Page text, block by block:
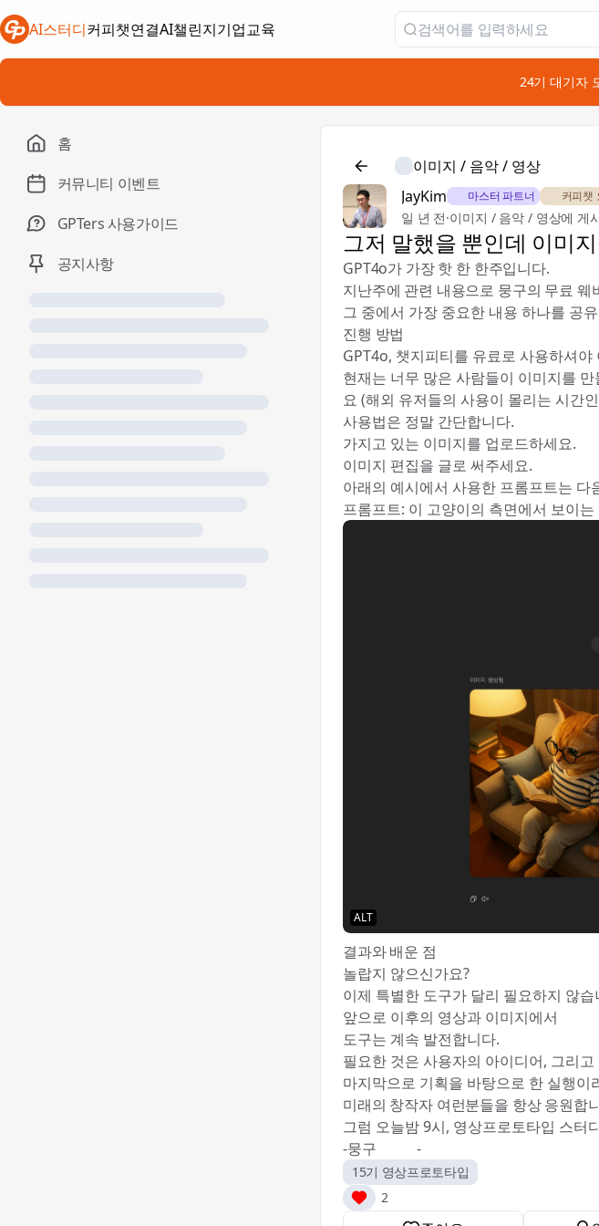
AI스터디커피챗연결
새 탭에서 열림AI챌린지
새 탭에서 열림
기업교육
새 탭에서 열림
📣 24기 대기자
홈
커뮤니티 이벤트
GPTers 사용가이드
공지사항
이미지 / 음악 / 영상
JayKim
🎖️ 마스터 파트너 ☕ 커피챗
일 년 전·이미지 / 음악 / 영상에 게
그저 말했을 뿐인데 이미
GPT4o가 가장 핫 한 한주입니다.
지난주에 관련 내용으로 뭉구의 무료 웨
그 중에서 가장 중요한 내용 하나를 공
진행 방법
GPT4o, 챗지피티를 유료로 사용하셔
현재는 너무 많은 사람들이 이미지를
요 (해외 유저들의 사용이 몰리는 시간
사용법은 정말 간단합니다.
가지고 있는 이미지를 업로드하세요.
이미지 편집을 글로 써주세요.
아래의 예시에서 사용한 프롬프트는 다
프롬프트: 이 고양이의 측면에서 보이
ALT
결과와 배운 점
놀랍지 않으신가요?
이제 특별한 도구가 달리 필요하지 않습
앞으로 이후의 영상과 이미지에서
도구는 계속 발전합니다.
필요한 것은 사용자의 아이디어, 그리
마지막으로 기획을 바탕으로 한 실행이
미래의 창작자 여런분들을 항상 응원합
그럼 오늘밤 9시, 영상프로토타입 스터
-뭉구💙 🐕-
15기 영상프로토타입
2